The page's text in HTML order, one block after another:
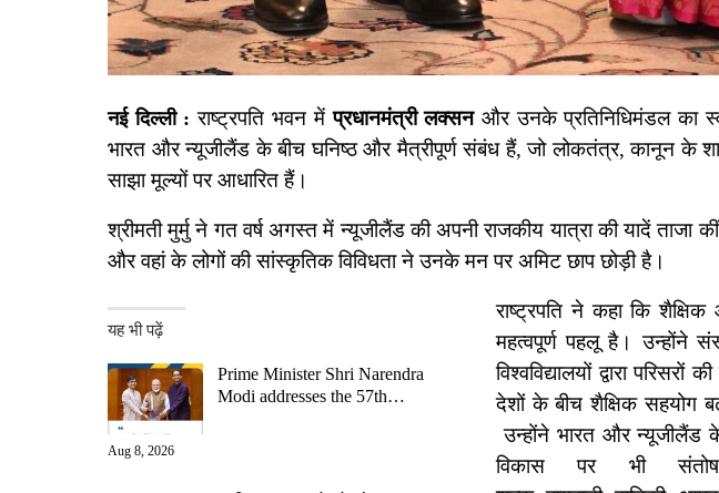
नई दिल्ली : राष्ट्रपति भवन मेंप्रधानमंत्री लक्सनऔर उनके प्रतिनिधिमंडल का
भारत और न्यूजीलैंड के बीच घनिष्ठ और मैत्रीपूर्ण संबंध हैं, जो लोकतंत्र, कानून के
साझा मूल्यों पर आधारित हैं।
श्रीमती मुर्मु ने गत वर्ष अगस्त में न्यूजीलैंड की अपनी राजकीय यात्रा की यादें
और वहां के लोगों की सांस्कृतिक विविधता ने उनके मन पर अमिट छाप छोड़ी है।
यह भी पढ़ें
Prime Minister Shri Narendra
Modi addresses the 57th…
Aug 8, 2026
राष्ट्रपति ने कहा कि
महत्वपूर्ण पहलू है। उन्होंने
विश्वविद्यालयों द्वारा
देशों के बीच शैक्षिक सहयोग
उन्होंने भारत और न्यूजीलैंड के
विकास पर भी